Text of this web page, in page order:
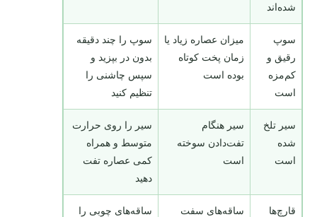
شده‌اند
سوپ
رقیق و
کم‌مزه
است
میزان عصاره زیاد یا
زمان پخت کوتاه
بوده است
سوپ را چند دقیقه
بدون در بپزید و
سپس چاشنی را
تنظیم کنید
سیر تلخ
شده
است
سیر هنگام
تفت‌دادن سوخته
است
سیر را روی حرارت
متوسط و همراه
کمی عصاره تفت
دهید
قارچ‌ها
ساقه‌های سفت
ساقه‌های چوبی را